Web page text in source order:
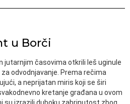
u Borči
jutarnjim časovima otkrili leš uginule
odvodnjavanje. Prema rečima
a neprijatan miris koji se širi
kretanje građana u ovom
su izrazili duboku zabrinutost zbog